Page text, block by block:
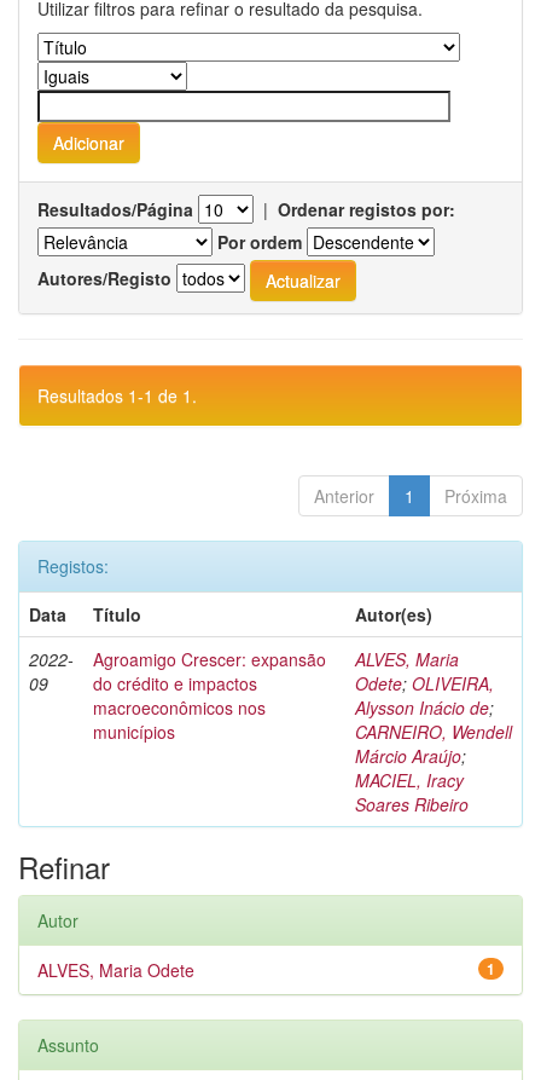
Utilizar filtros para refinar o resultado da pesquisa.
Resultados/Página | Ordenar registos por:
Por ordem
Autores/Registo
Resultados 1-1 de 1.
Anterior 1 Próxima
Registos:
Data
Título
Autor(es)
2022-
09
Agroamigo Crescer: expansão
do crédito e impactos
macroeconômicos nos
municípios
ALVES, Maria
Odete; OLIVEIRA,
Alysson Inácio de;
CARNEIRO, Wendell
Márcio Araújo;
MACIEL, Iracy
Soares Ribeiro
Refinar
Autor
1
ALVES, Maria Odete
Assunto